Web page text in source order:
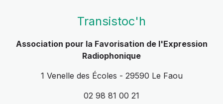
Transistoc'h
Association pour la Favorisation de l'Expression
Radiophonique
1 Venelle des Écoles - 29590 Le Faou
02 98 81 00 21